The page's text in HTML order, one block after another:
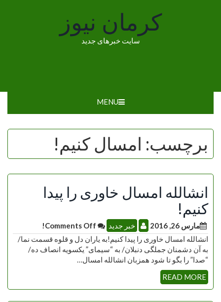
کرمان نیوز
سایت خبرهای جدید
MENU
برچسب: امسال کنیم!
انشالله امسال خاوری را پیدا
کنیم!
مارس 26, 2016 خبر جدید
انشالله امسال خاوری را پیدا کنیم!به یاران دل و قلوه قسمت نما/
به آن دشمنان جملگی دنبلان/ به “سیمای” یکسویه انصاف ده/
“صدا” را بگو تا شود همزبان انشالله امسال…
READ MORE